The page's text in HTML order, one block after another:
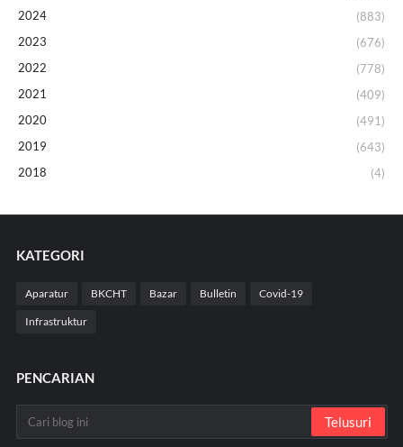
2024
(883)
2023
(676)
2022
(778)
2021
(409)
2020
(491)
2019
(643)
2018
(4)
KATEGORI
Aparatur BKCHT Bazar Bulletin Covid-19
Infrastruktur
PENCARIAN